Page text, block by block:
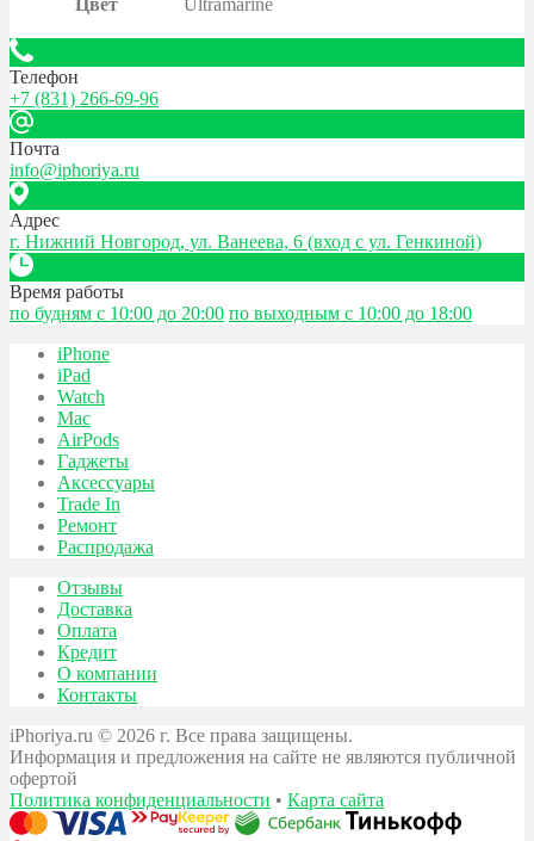
Цвет Ultramarine
Телефон
+7 (831) 266-69-96
Почта
info@iphoriya.ru
Адрес
г. Нижний Новгород, ул. Ванеева, 6 (вход с ул. Генкиной)
Время работы
по будням с 10:00 до 20:00 по выходным с 10:00 до 18:00
iPhone
iPad
Watch
Mac
AirPods
Гаджеты
Аксессуары
Trade In
Ремонт
Распродажа
Отзывы
Доставка
Оплата
Кредит
О компании
Контакты
iPhoriya.ru © 2026 г. Все права защищены.
Информация и предложения на сайте не являются публичной
офертой
Политика конфиденциальности • Карта сайта